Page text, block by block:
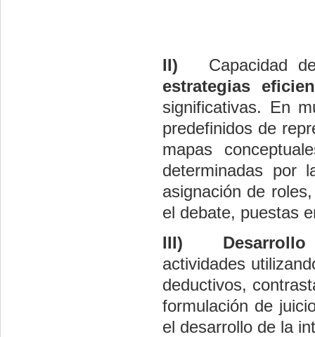
II)
Capacidad
estrategias
significativas. En
predefinidos de
mapas
determinadas por
asignación de
el debate, puestas
III)
actividades
deductivos,
formulación de
el desarrollo de la